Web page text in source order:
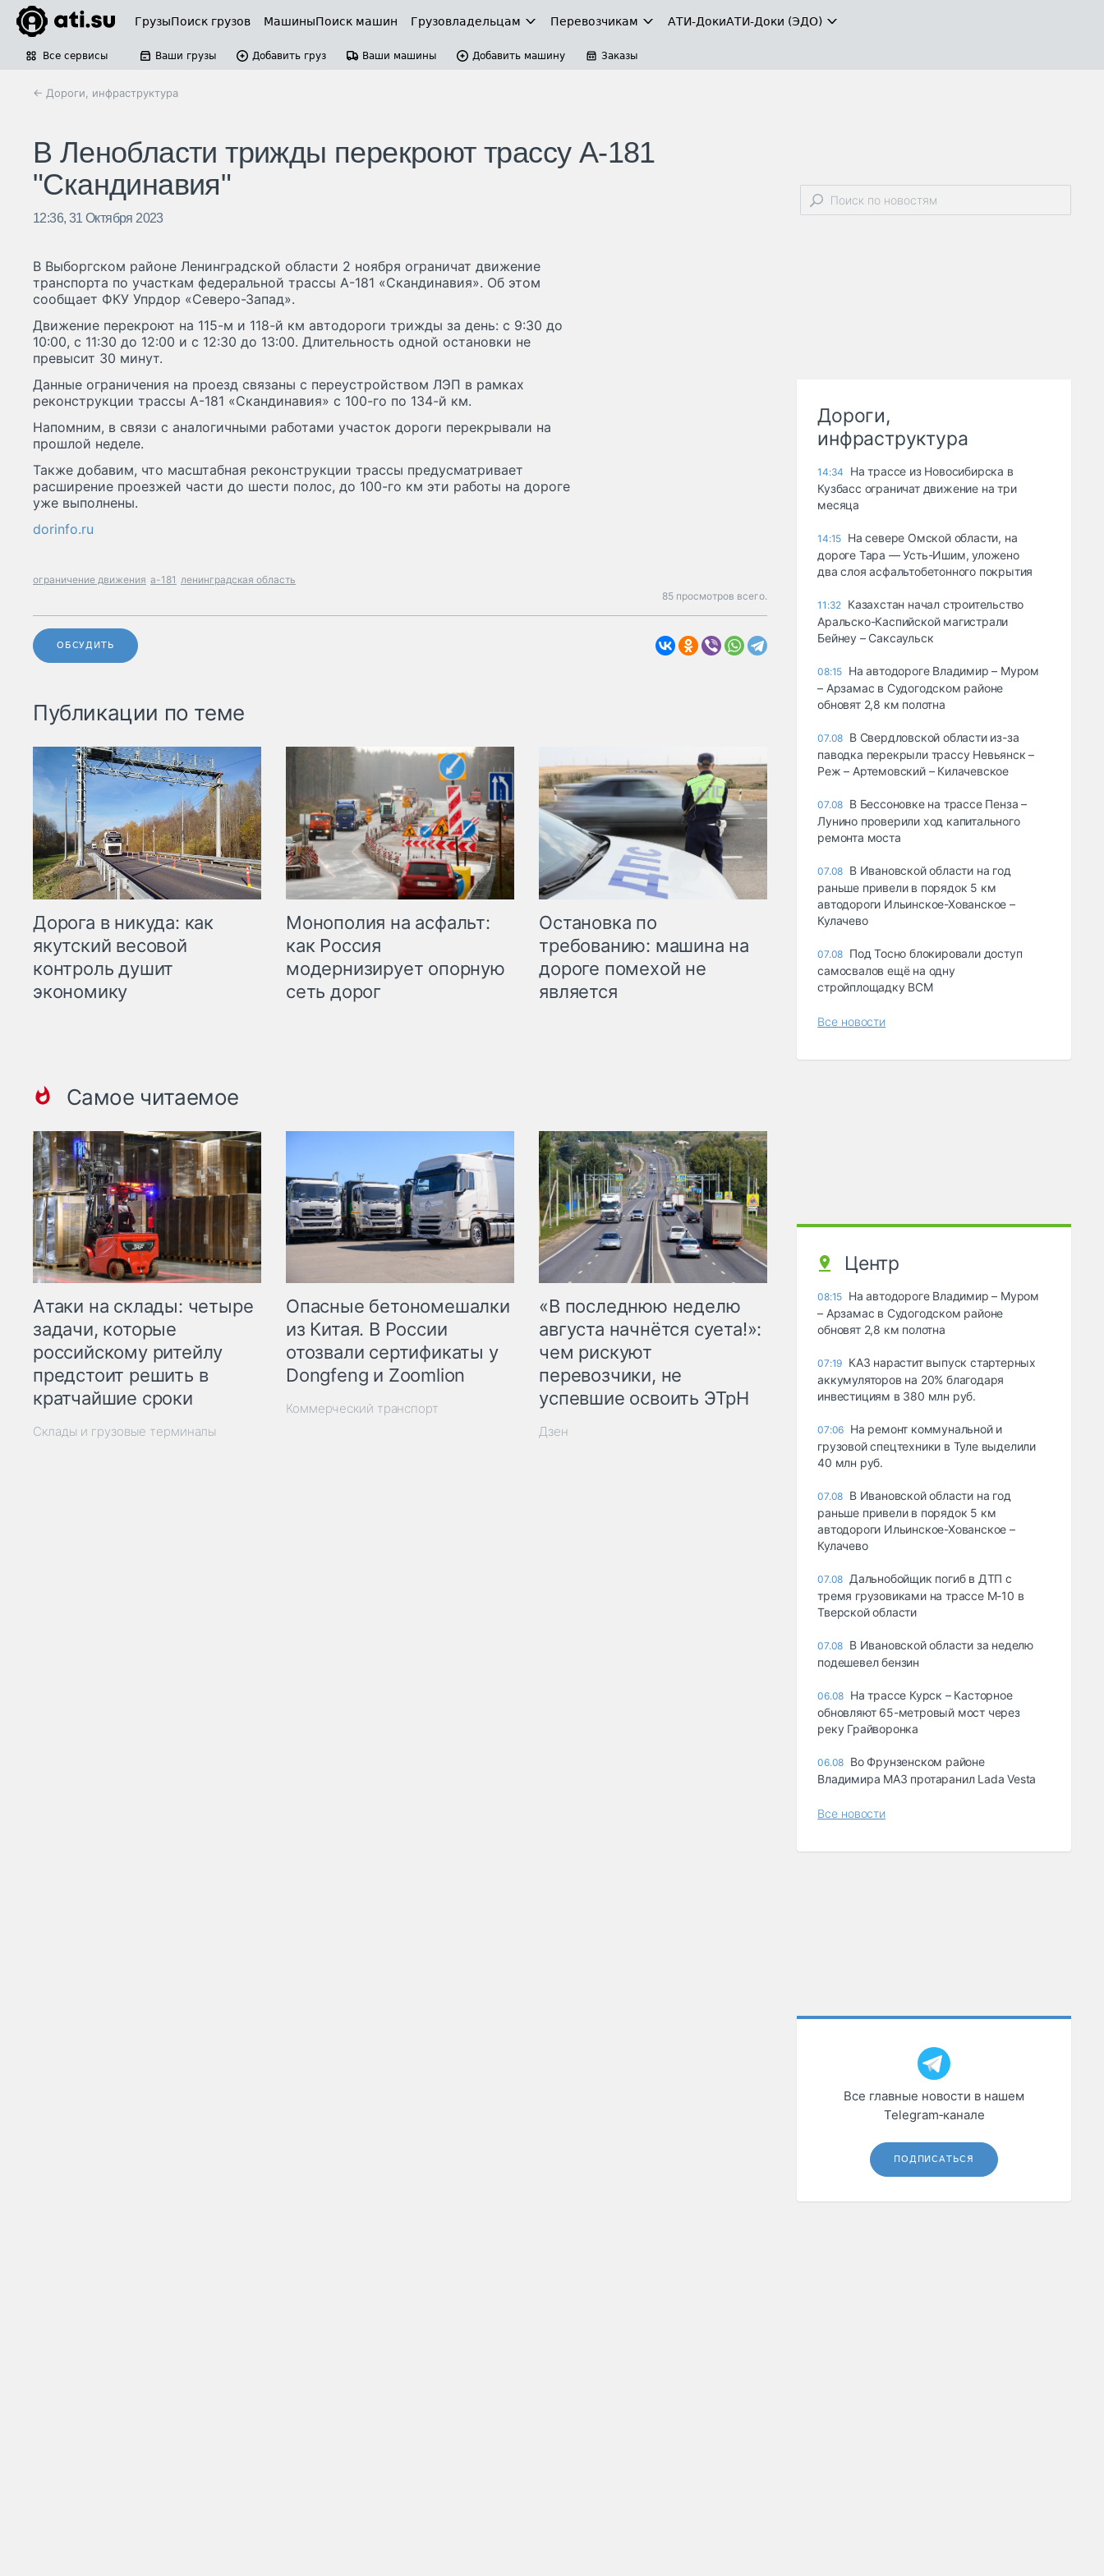
ГрузыПоиск грузов МашиныПоиск машин Грузовладельцам Перевозчикам АТИ-ДокиАТИ-Доки (ЭДО)
Все сервисы Ваши грузы Добавить груз Ваши машины Добавить машину Заказы
← Дороги, инфраструктура
В Ленобласти трижды перекроют трассу А-181
"Скандинавия"
12:36, 31 Октября 2023
В Выборгском районе Ленинградской области 2 ноября ограничат движение
транспорта по участкам федеральной трассы А-181 «Скандинавия». Об этом
сообщает ФКУ Упрдор «Северо-Запад».
Движение перекроют на 115-м и 118-й км автодороги трижды за день: с 9:30 до
10:00, с 11:30 до 12:00 и с 12:30 до 13:00. Длительность одной остановки не
превысит 30 минут.
Данные ограничения на проезд связаны с переустройством ЛЭП в рамках
реконструкции трассы А-181 «Скандинавия» с 100-го по 134-й км.
Напомним, в связи с аналогичными работами участок дороги перекрывали на
прошлой неделе.
Также добавим, что масштабная реконструкции трассы предусматривает
расширение проезжей части до шести полос, до 100-го км эти работы на дороге
уже выполнены.
dorinfo.ru
ограничение движения а-181 ленинградская область
85 просмотров всего.
ОБСУДИТЬ
Публикации по теме
Дорога в никуда: как
якутский весовой
контроль душит
экономику
Монополия на асфальт:
как Россия
модернизирует опорную
сеть дорог
Остановка по
требованию: машина на
дороге помехой не
является
Самое читаемое
Атаки на склады: четыре
задачи, которые
российскому ритейлу
предстоит решить в
кратчайшие сроки
Склады и грузовые терминалы
Опасные бетономешалки
из Китая. В России
отозвали сертификаты у
Dongfeng и Zoomlion
Коммерческий транспорт
«В последнюю неделю
августа начнётся суета!»:
чем рискуют
перевозчики, не
успевшие освоить ЭТрН
Дзен
Дороги,
инфраструктура
14:34
На трассе из Новосибирска в
Кузбасс ограничат движение на три
месяца
14:15 На севере Омской области, на
дороге Тара — Усть-Ишим, уложено
два слоя асфальтобетонного покрытия
11:32 Казахстан начал строительство
Аральско-Каспийской магистрали
Бейнеу – Саксаульск
08:15 На автодороге Владимир – Муром
– Арзамас в Судогодском районе
обновят 2,8 км полотна
07.08 В Свердловской области из-за
паводка перекрыли трассу Невьянск –
Реж – Артемовский – Килачевское
07.08 В Бессоновке на трассе Пенза –
Лунино проверили ход капитального
ремонта моста
07.08 В Ивановской области на год
раньше привели в порядок 5 км
автодороги Ильинское-Хованское –
Кулачево
07.08 Под Тосно блокировали доступ
самосвалов ещё на одну
стройплощадку ВСМ
Все новости
Центр
08:15 На автодороге Владимир – Муром
– Арзамас в Судогодском районе
обновят 2,8 км полотна
07:19 КАЗ нарастит выпуск стартерных
аккумуляторов на 20% благодаря
инвестициям в 380 млн руб.
07:06 На ремонт коммунальной и
грузовой спецтехники в Туле выделили
40 млн руб.
07.08 В Ивановской области на год
раньше привели в порядок 5 км
автодороги Ильинское-Хованское –
Кулачево
07.08 Дальнобойщик погиб в ДТП с
тремя грузовиками на трассе М-10 в
Тверской области
07.08 В Ивановской области за неделю
подешевел бензин
06.08 На трассе Курск – Касторное
обновляют 65-метровый мост через
реку Грайворонка
06.08 Во Фрунзенском районе
Владимира МАЗ протаранил Lada Vesta
Все новости
Все главные новости в нашем
Telegram‑канале
ПОДПИСАТЬСЯ